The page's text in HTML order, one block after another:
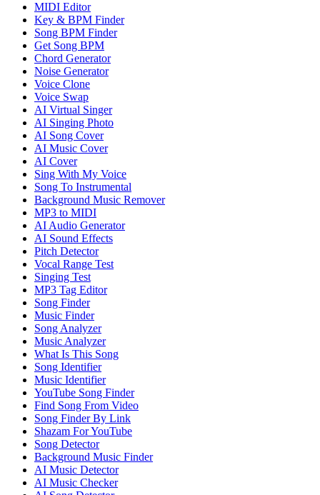
MIDI Editor
Key & BPM Finder
Song BPM Finder
Get Song BPM
Chord Generator
Noise Generator
Voice Clone
Voice Swap
AI Virtual Singer
AI Singing Photo
AI Song Cover
AI Music Cover
AI Cover
Sing With My Voice
Song To Instrumental
Background Music Remover
MP3 to MIDI
AI Audio Generator
AI Sound Effects
Pitch Detector
Vocal Range Test
Singing Test
MP3 Tag Editor
Song Finder
Music Finder
Song Analyzer
Music Analyzer
What Is This Song
Song Identifier
Music Identifier
YouTube Song Finder
Find Song From Video
Song Finder By Link
Shazam For YouTube
Song Detector
Background Music Finder
AI Music Detector
AI Music Checker